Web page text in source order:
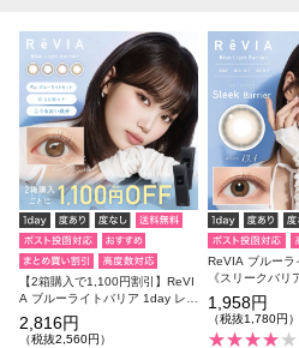
【2箱購入で1,100円割引】ReVI
A ブルーライトバリア 1day レヴ
ィア ブルーライトカット 1箱10
枚入り合計20枚
2,816円
（税抜2,560円）
ReVIA ブルー
《スリークバリ
ルーライトカッ
1箱10枚入り
1,958円
（税抜1,780円）